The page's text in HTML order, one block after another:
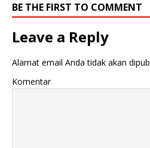
BE THE FIRST TO COMMENT
Leave a Reply
Alamat email Anda tidak akan
Komentar